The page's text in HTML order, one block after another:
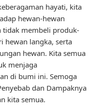
hayati, kita
hewan-hewan
tidak membeli produk-
hewan langka, serta
hewan. Kita semua
menjaga
di bumi ini. Semoga
dan Dampaknya
kita semua.